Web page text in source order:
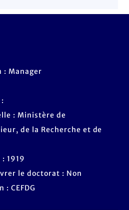
: Manager
: Ministère de
de la Recherche et de
1919
le doctorat : Non
CEFDG